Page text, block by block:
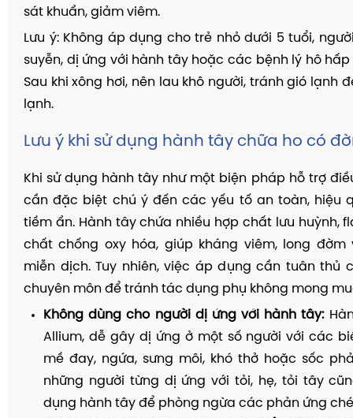
sát khuẩn, giảm viêm.
Lưu ý: Không áp dụng cho trẻ nhỏ dưới 5 tuổi,
suyễn, dị ứng với hành tây hoặc các bệnh lý hô
Sau khi xông hơi, nên lau khô người, tránh gió lạnh
lạnh.
Lưu ý khi sử dụng hành tây chữa ho có
Khi sử dụng hành tây như một biện pháp hỗ trợ
cần đặc biệt chú ý đến các yếu tố an toàn, hiệu
tiềm ẩn. Hành tây chứa nhiều hợp chất lưu huỳnh,
chất chống oxy hóa, giúp kháng viêm, long đờm
miễn dịch. Tuy nhiên, việc áp dụng cần tuân thủ
chuyên môn để tránh tác dụng phụ không mong
Không dùng cho người dị ứng với hành tây:
Allium, dễ gây dị ứng ở một số người với các
mề đay, ngứa, sưng môi, khó thở hoặc sốc
những người từng dị ứng với tỏi, hẹ, tỏi tây
dụng hành tây để phòng ngừa các phản ứng